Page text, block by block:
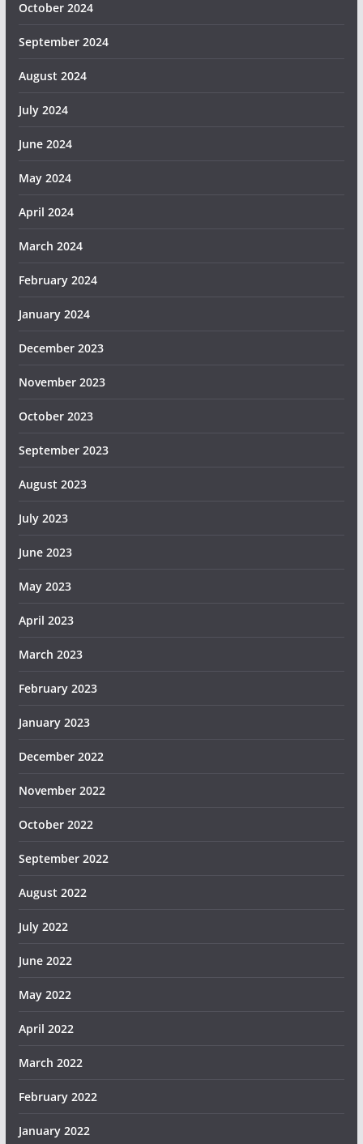
October 2024
September 2024
August 2024
July 2024
June 2024
May 2024
April 2024
March 2024
February 2024
January 2024
December 2023
November 2023
October 2023
September 2023
August 2023
July 2023
June 2023
May 2023
April 2023
March 2023
February 2023
January 2023
December 2022
November 2022
October 2022
September 2022
August 2022
July 2022
June 2022
May 2022
April 2022
March 2022
February 2022
January 2022